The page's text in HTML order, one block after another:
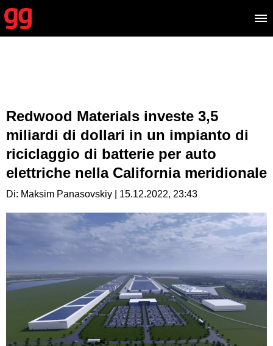
Redwood Materials investe 3,5
miliardi di dollari in un impianto di
riciclaggio di batterie per auto
elettriche nella California meridionale
Di: Maksim Panasovskiy | 15.12.2022, 23:43